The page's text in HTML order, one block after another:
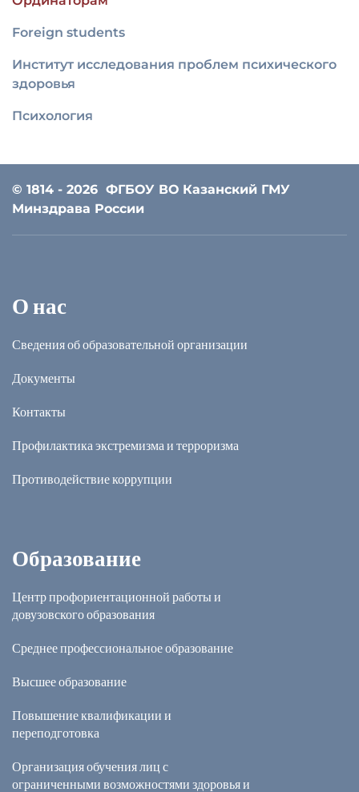
Foreign students
Институт исследования проблем психического
здоровья
Психология
© 1814 - 2026 ФГБОУ ВО Казанский ГМУ
Минздрава России
О нас
Сведения об образовательной организации
Документы
Контакты
Профилактика экстремизма и терроризма
Противодействие коррупции
Образование
Центр профориентационной работы и
довузовского образования
Среднее профессиональное образование
Высшее образование
Повышение квалификации и
переподготовка
Организация обучения лиц с
ограниченными возможностями здоровья и